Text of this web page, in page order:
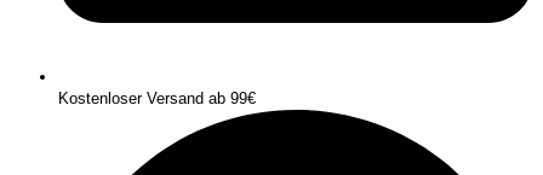
Kostenloser Versand ab 99€